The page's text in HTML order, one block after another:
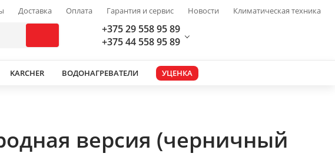
Доставка Оплата Гарантия и сервис Новости Климатическая техника
+375 29 558 95 89
+375 44 558 95 89
KARCHER ВОДОНАГРЕВАТЕЛИ УЦЕНКА
версия (черничный